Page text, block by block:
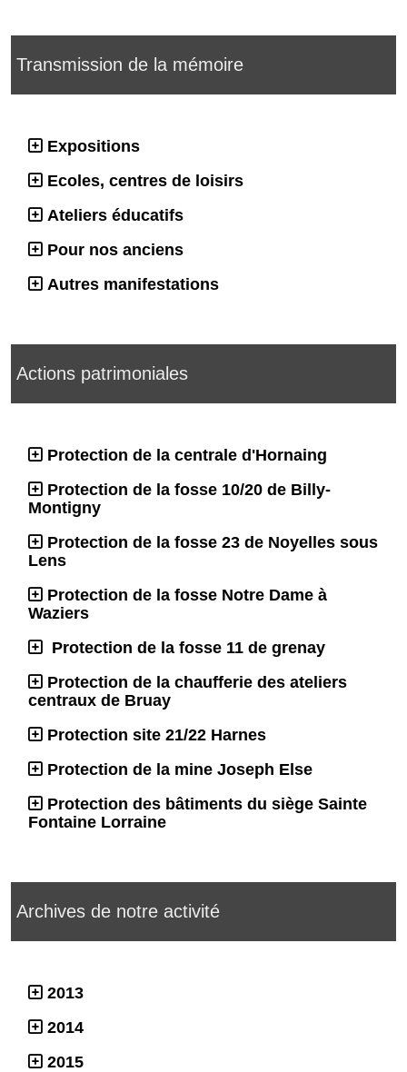
Transmission de la mémoire
Expositions
Ecoles, centres de loisirs
Ateliers éducatifs
Pour nos anciens
Autres manifestations
Actions patrimoniales
Protection de la centrale d'Hornaing
Protection de la fosse 10/20 de Billy-
Montigny
Protection de la fosse 23 de Noyelles sous
Lens
Protection de la fosse Notre Dame à
Waziers
Protection de la fosse 11 de grenay
Protection de la chaufferie des ateliers
centraux de Bruay
Protection site 21/22 Harnes
Protection de la mine Joseph Else
Protection des bâtiments du siège Sainte
Fontaine Lorraine
Archives de notre activité
2013
2014
2015